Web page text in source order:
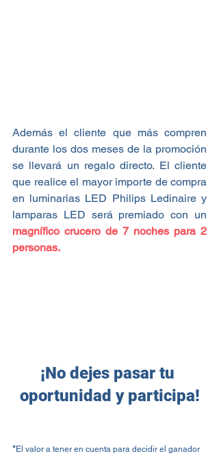
Además el cliente que más compren
durante los dos meses de la promoción
se llevará un regalo directo. El cliente
que realice el mayor importe de compra
en luminarias LED Philips Ledinaire y
magnífico crucero de 7 noches para 2
personas.
¡No dejes pasar tu
oportunidad y participa!
*El valor a tener en cuenta para decidir el ganador